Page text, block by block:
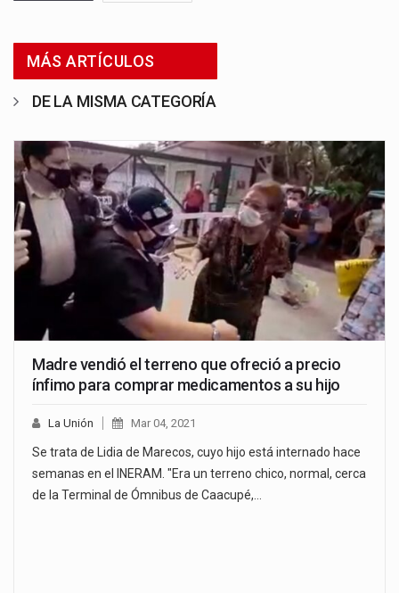
MÁS ARTÍCULOS
DE LA MISMA CATEGORÍA
Madre vendió el terreno que ofreció a precio
ínfimo para comprar medicamentos a su hijo
La Unión Mar 04, 2021
Se trata de Lidia de Marecos, cuyo hijo está internado hace
semanas en el INERAM. "Era un terreno chico, normal, cerca
de la Terminal de Ómnibus de Caacupé,…